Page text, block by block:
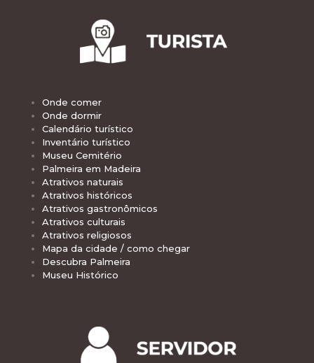
Onde comer
Onde dormir
Calendário turístico
Inventário turístico
Museu Cemitério
Palmeira em Madeira
Atrativos naturais
Atrativos históricos
Atrativos gastronômicos
Atrativos culturais
Atrativos religiosos
Mapa da cidade / como chegar
Descubra Palmeira
Museu Histórico